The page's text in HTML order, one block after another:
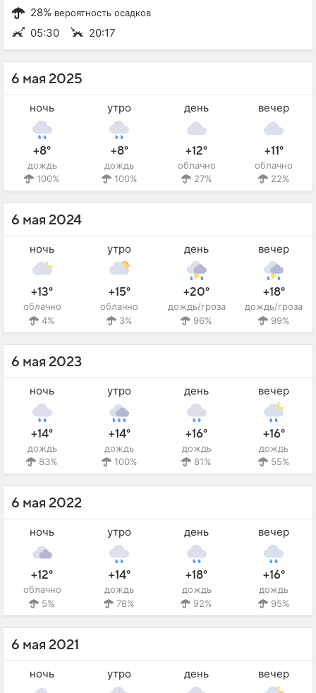
28% вероятность осадков
05:30 20:17
6 мая 2025
ночь
+8°
дождь
100%
утро
+8°
дождь
100%
день
+12°
облачно
27%
вечер
+11°
облачно
22%
6 мая 2024
ночь
+13°
облачно
4%
утро
+15°
облачно
3%
день
+20°
дождь/гроза
96%
вечер
+18°
дождь/гроза
99%
6 мая 2023
ночь
+14°
дождь
83%
утро
+14°
дождь
100%
день
+16°
дождь
81%
вечер
+16°
дождь
55%
6 мая 2022
ночь
+12°
облачно
5%
утро
+14°
дождь
78%
день
+18°
дождь
92%
вечер
+16°
дождь
95%
6 мая 2021
ночь утро день вечер